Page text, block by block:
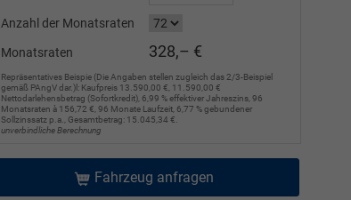
Anzahl der Monatsraten
Monatsraten 328,– €
Repräsentatives Beispie (Die Angaben stellen zugleich das 2/3-Beispiel
gemäß PAngV dar.)l: Kaufpreis 13.590,00 €, 11.590,00 €
Nettodarlehensbetrag (Sofortkredit), 6,99 % effektiver Jahreszins, 96
Monatsraten à 156,72 €, 96 Monate Laufzeit, 6,77 % gebundener
Sollzinssatz p.a., Gesamtbetrag: 15.045,34 €.
unverbindliche Berechnung
Fahrzeug anfragen